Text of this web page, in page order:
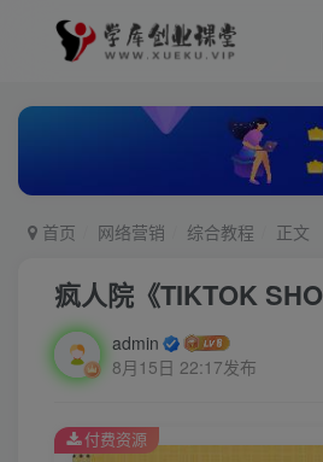
首页 网络营销 综合教程 正文
疯人院《TIKTOK
admin
8月15日 22:17发布
付费资源